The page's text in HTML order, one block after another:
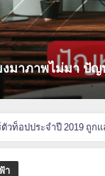
มีผ้านวมผื
ตัวท็อปประจำปี 2019 ถูกแ
า